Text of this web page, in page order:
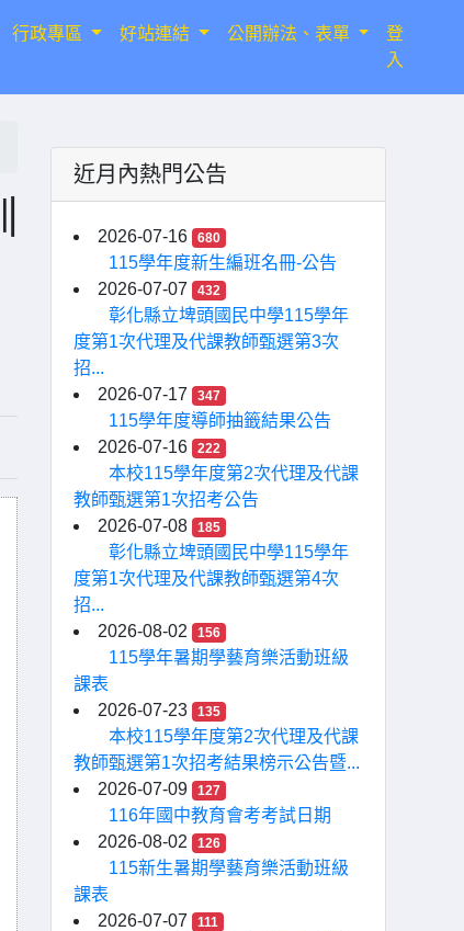
行政專區 好站連結 公開辦法、表單
登
入
近月內熱門公告
2026-07-16 680
115學年度新生編班名冊-公告
2026-07-07
432
彰化縣立埤頭國民中學115學年
度第1次代理及代課教師甄選第3次
招...
2026-07-17
347
115學年度導師抽籤結果公告
2026-07-16
222
本校115學年度第2次代理及代課
教師甄選第1次招考公告
2026-07-08
185
彰化縣立埤頭國民中學115學年
度第1次代理及代課教師甄選第4次
招...
2026-08-02
156
115學年暑期學藝育樂活動班級
課表
2026-07-23
135
本校115學年度第2次代理及代課
教師甄選第1次招考結果榜示公告暨...
2026-07-09
127
116年國中教育會考考試日期
2026-08-02
126
115新生暑期學藝育樂活動班級
課表
2026-07-07
111